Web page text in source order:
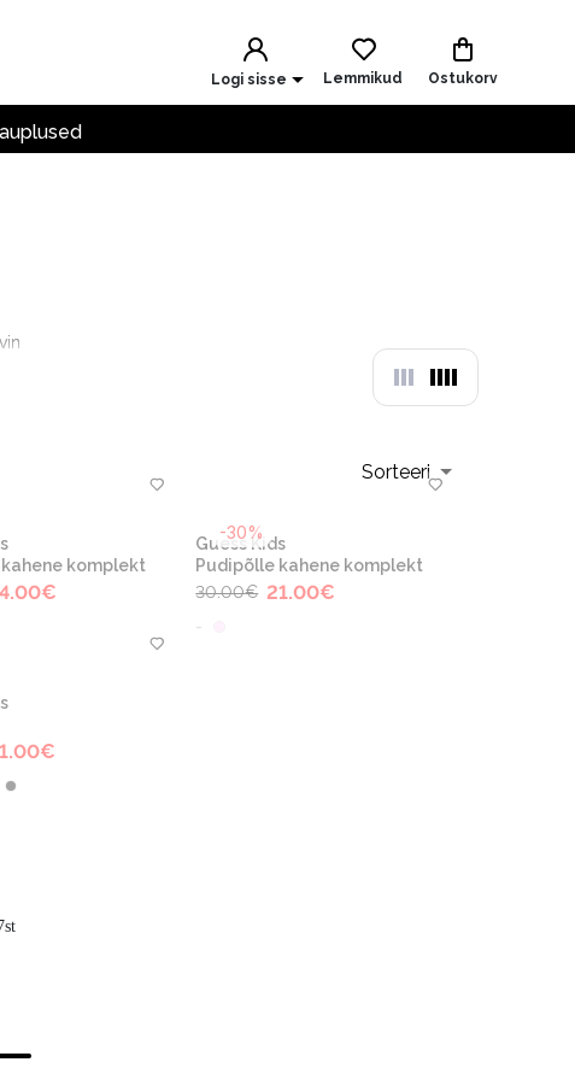
Logi sisse Lemmikud Ostukorv
Sorteeri
komplekt
€
-30%
Guess Kids
Pudipõlle kahene komplekt
30.00€ 21.00€
-
€